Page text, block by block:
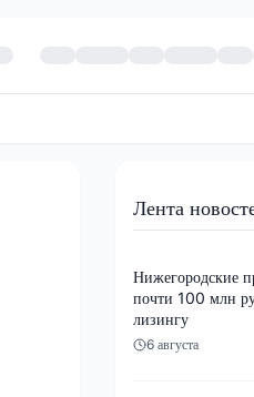
Лента
Нижегородские
почти 100 млн
лизингу
6 августа